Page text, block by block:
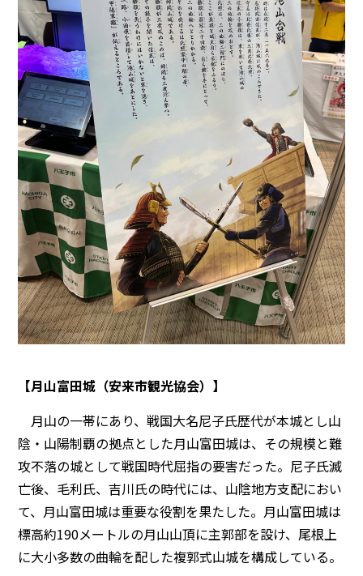
【月山富田城（安来市観光協会）】
月山の一帯にあり、戦国大名尼子氏歴代が本城とし山
陰・山陽制覇の拠点とした月山富田城は、その規模と難
攻不落の城として戦国時代屈指の要害だった。尼子氏滅
亡後、毛利氏、吉川氏の時代には、山陰地方支配におい
て、月山富田城は重要な役割を果たした。月山富田城は
標高約190メートルの月山山頂に主郭部を設け、尾根上
に大小多数の曲輪を配した複郭式山城を構成している。